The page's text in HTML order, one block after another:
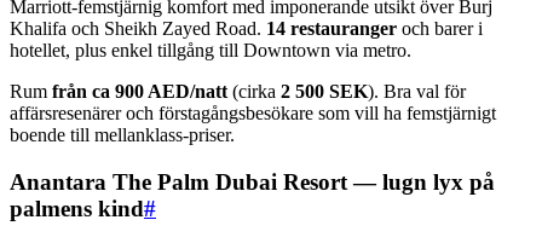
Marriott-femstjärnig komfort med imponerande utsikt över Burj
Khalifa och Sheikh Zayed Road. 14 restauranger och barer i
hotellet, plus enkel tillgång till Downtown via metro.
Rum från ca 900 AED/natt(cirka 2 500 SEK). Bra val för
affärsresenärer och förstagångsbesökare som vill ha femstjärnigt
boende till mellanklass-priser.
Anantara The Palm Dubai Resort — lugn lyx på
palmens kind#